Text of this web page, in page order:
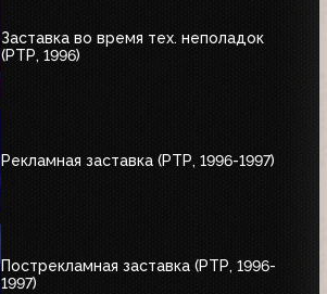
Заставка во время тех. неполадок
(РТР, 1996)
Рекламная заставка (РТР, 1996-1997)
Пострекламная заставка (РТР, 1996-
1997)